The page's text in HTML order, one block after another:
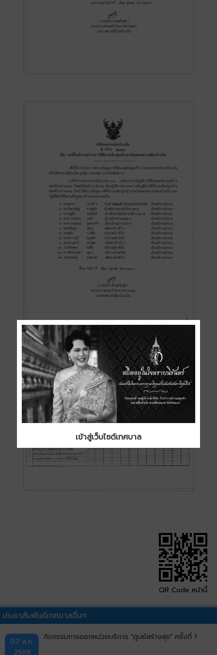
QR Code หน้านี้
ประชาสัมพันธ์เทศบาลอื่นๆ
07 ส.ค.
2569
กิจกรรมการออกหน่วยบริการ "ศูนย์สร้างสุข" ครั้งที่ 1
เข้าสู่เว็บไซต์เทศบาล